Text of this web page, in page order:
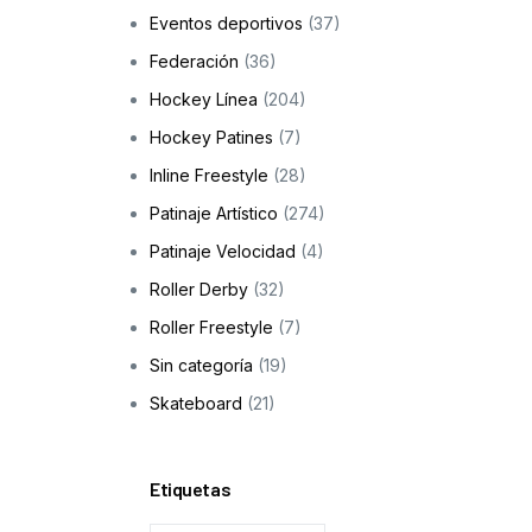
a la infancia y adolescencia
Skateboarding
Eventos deportivos (37)
Federación (36)
Hockey Línea (204)
Hockey Patines (7)
Inline Freestyle (28)
Patinaje Artístico (274)
Patinaje Velocidad (4)
Roller Derby (32)
Roller Freestyle (7)
Sin categoría (19)
Skateboard (21)
Etiquetas